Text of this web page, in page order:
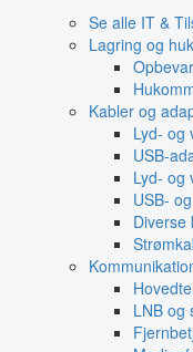
Se alle IT &
Lagring og
Kabler og
Lyd- og
USB-
Lyd- og
USB-
Diverse
LNB og